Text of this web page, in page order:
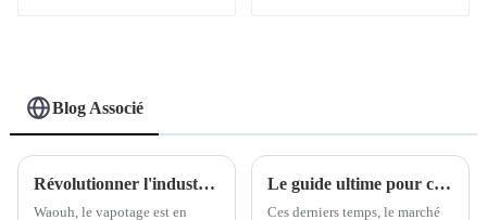
Blog Associé
Révolutionner l'industrie du vapotage à la 137e Foire de Canton avec des cigarettes électroniques jetables
Waouh, le vapotage est en
Le guide ultime pour choisir la meilleure cigarette électronique jetable adaptée à vos besoins
Ces derniers temps, le marché